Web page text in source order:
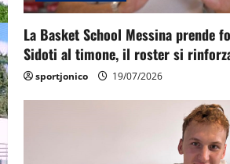
La Basket School Messina prende
Sidoti al timone, il roster si
sportjonico 19/07/2026